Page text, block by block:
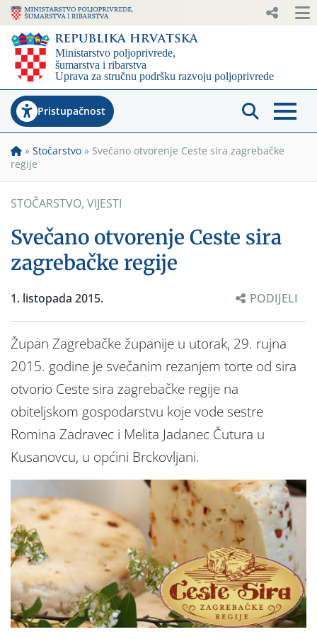
Pristupačnost
» Stočarstvo » Svečano otvorenje Ceste sira zagrebačke
regije
STOČARSTVO, VIJESTI
Svečano otvorenje Ceste sira
zagrebačke regije
1. listopada 2015. PODIJELI
Župan Zagrebačke županije u utorak, 29. rujna
2015. godine je svečanim rezanjem torte od sira
otvorio Ceste sira zagrebačke regije na
obiteljskom gospodarstvu koje vode sestre
Romina Zadravec i Melita Jadanec Čutura u
Kusanovcu, u općini Brckovljani.